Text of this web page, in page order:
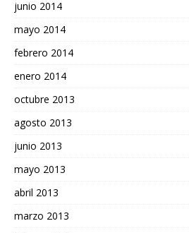
junio 2014
mayo 2014
febrero 2014
enero 2014
octubre 2013
agosto 2013
junio 2013
mayo 2013
abril 2013
marzo 2013